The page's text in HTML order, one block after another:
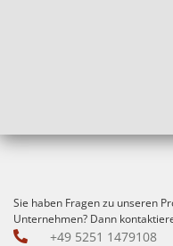
Sie haben Fragen zu unseren
Unternehmen? Dann
+49 5251 1479108